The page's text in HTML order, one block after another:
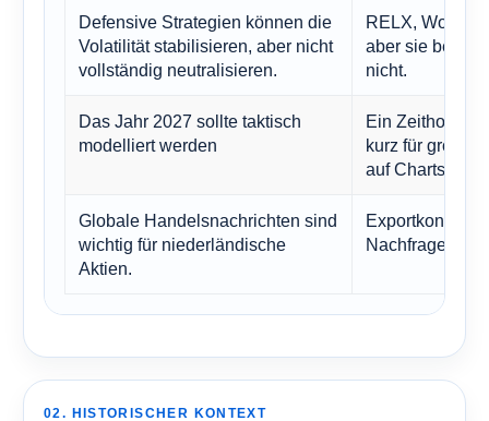
Defensive Strategien können die
Volatilität stabilisieren, aber nicht
vollständig neutralisieren.
RELX, Wolters
aber sie
nicht.
Das Jahr 2027 sollte taktisch
modelliert werden
Ein
kurz für große
auf Charts
Globale Handelsnachrichten sind
wichtig für niederländische
Aktien.
Nachfrage
02. HISTORISCHER KONTEXT